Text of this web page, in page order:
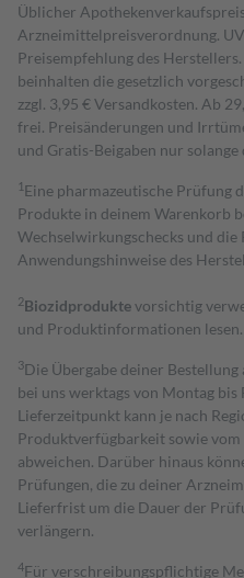
Üblicher
Arzneimittelpreisverordnung.
Preisempfehlung des
beinhalten die gesetzlich
zzgl. 3,95 € Versandkosten. Ab
frei. Preisänderungen und
und Gratis-Beigaben nur
1 Eine pharmazeutische Prüfung
Produkte in deinem Warenkorb
Wechselwirkungschecks und die
Anwendungshinweise des
2Biozidproduktevorsichtig
und Produktinformationen lesen.
3Die Übergabe deiner
bei uns werktags von Montag
Lieferzeitpunkt kann je nach
Produktverfügbarkeit sowie
abweichen. Darüber hinaus
Prüfungen, die zu deiner
Lieferfrist um die Dauer der
verlängern.
4Für verschreibungspflichtige